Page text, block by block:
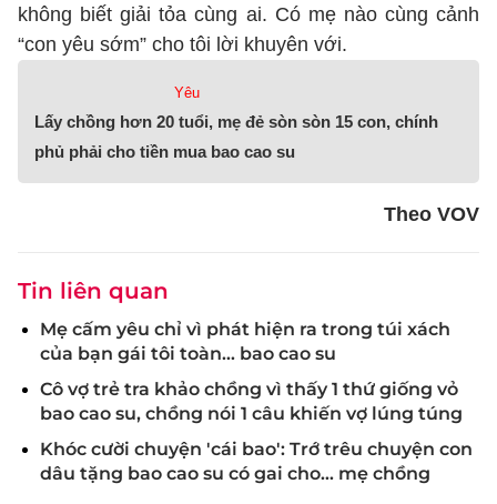
không biết giải tỏa cùng ai. Có mẹ nào cùng cảnh
“con yêu sớm” cho tôi lời khuyên với.
Yêu
Lấy chồng hơn 20 tuổi, mẹ đẻ sòn sòn 15 con, chính
phủ phải cho tiền mua bao cao su
Theo VOV
Tin liên quan
Mẹ cấm yêu chỉ vì phát hiện ra trong túi xách
của bạn gái tôi toàn… bao cao su
Cô vợ trẻ tra khảo chồng vì thấy 1 thứ giống vỏ
bao cao su, chồng nói 1 câu khiến vợ lúng túng
Khóc cười chuyện 'cái bao': Trớ trêu chuyện con
dâu tặng bao cao su có gai cho… mẹ chồng